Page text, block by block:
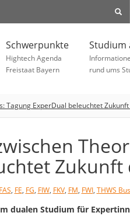
Schwerpunkte
Hightech Agenda
Freistaat Bayern
Studium
rund ums
Tagung ExperDual beleuchtet
FAS, FE, FG, FIW, FKV, FM, FWI, THWS
dualen Studium für